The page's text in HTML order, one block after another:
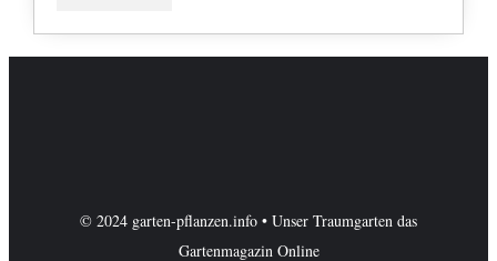
© 2024 garten-pflanzen.info • Unser Traumgarten das
Gartenmagazin Online